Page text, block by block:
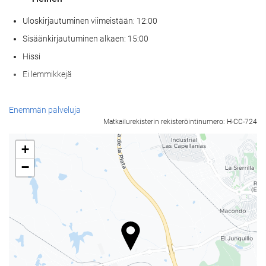
Uloskirjautuminen viimeistään: 12:00
Sisäänkirjautuminen alkaen: 15:00
Hissi
Ei lemmikkejä
Ruoka & juoma
Baari
Paikan päällä sijaitseva kahvila
Wellness
Höyrysauna / turkkilainen sauna
Sauna
Enemmän palveluja
Matkailurekisterin rekisteröintinumero: H-CC-724
+
−